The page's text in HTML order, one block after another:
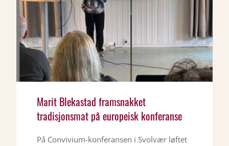
Marit Blekastad framsnakket
tradisjonsmat på europeisk konferanse
På Convivium-konferansen i Svolvær løftet